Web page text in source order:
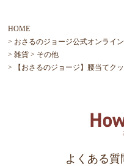
HOME
おさるのジョージ公式オンライン
雑貨
その他
【おさるのジョージ】腰当てク
よくある質